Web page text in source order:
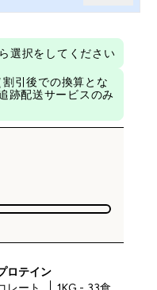
選択をしてください
引後での換算とな
跡配送サービスのみ
ロテイン